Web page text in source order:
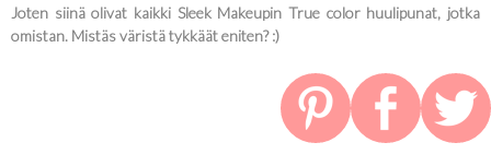
Joten siinä olivat kaikki Sleek Makeupin True color huulipunat, jotka
omistan. Mistäs väristä tykkäät eniten? :)